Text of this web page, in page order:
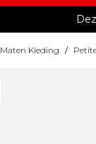
Kleding /